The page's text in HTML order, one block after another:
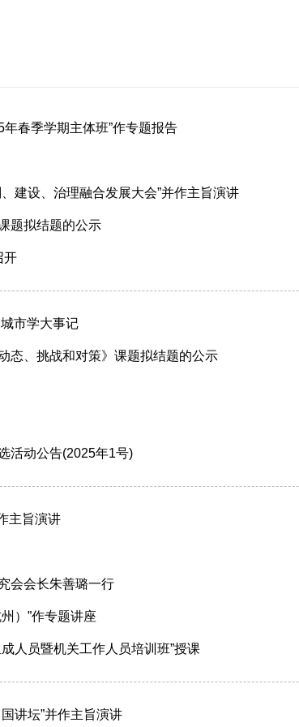
春季学期主体班”作专题报告
建设、治理融合发展大会”并作主旨演讲
题拟结题的公示
开
市学大事记
态、挑战和对策》课题拟结题的公示
活动公告(2025年1号)
主旨演讲
会会长朱善璐一行
）”作专题讲座
人员暨机关工作人员培训班”授课
讲坛”并作主旨演讲